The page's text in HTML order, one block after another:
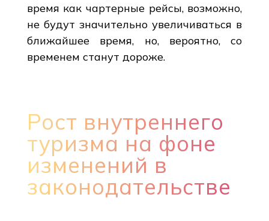
время как чартерные рейсы, возможно,
не будут значительно увеличиваться в
ближайшее время, но, вероятно, со
временем станут дороже.
Рост внутреннего
туризма на фоне
изменений в
законодательстве